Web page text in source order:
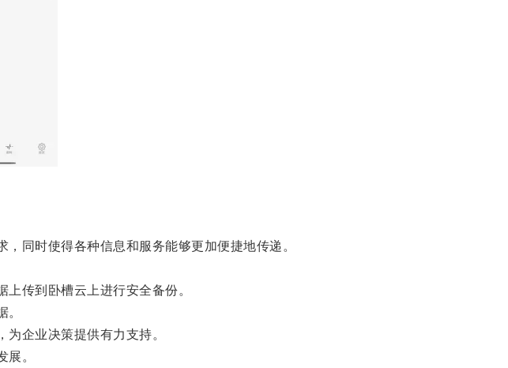
同时使得各种信息和服务能够更加便捷地传递。
传到卧槽云上进行安全备份。
企业决策提供有力支持。
。